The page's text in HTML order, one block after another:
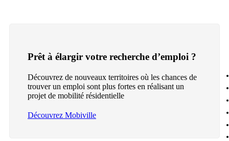
Prêt à élargir votre recherche d’emploi ?
Découvrez de nouveaux territoires où les chances de
trouver un emploi sont plus fortes en réalisant un
projet de mobilité résidentielle
Découvrez Mobiville